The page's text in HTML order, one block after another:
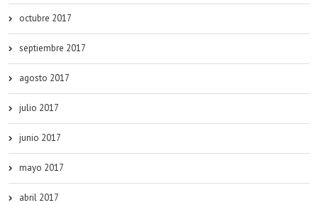
octubre 2017
septiembre 2017
agosto 2017
julio 2017
junio 2017
mayo 2017
abril 2017